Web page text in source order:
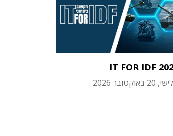
IT FOR IDF
באוקטובר 2026